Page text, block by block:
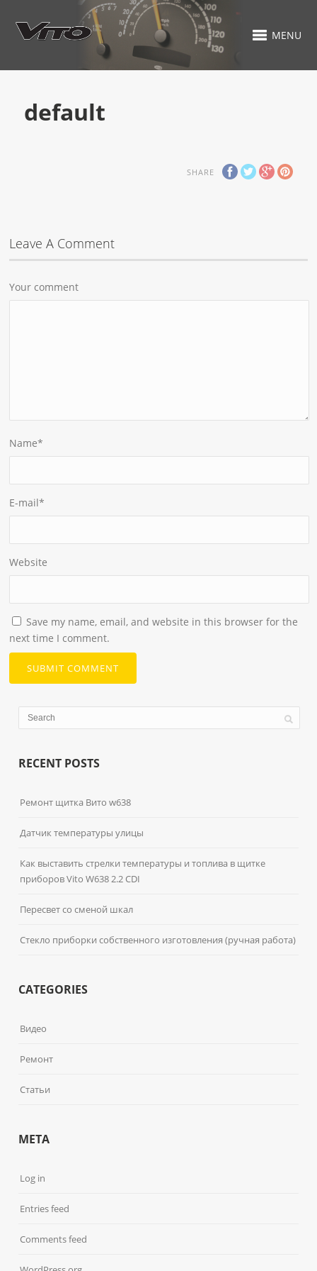
MENU
default
SHARE
Leave A Comment
Your comment
Name*
E-mail*
Website
Save my name, email, and website in this browser for the
next time I comment.
RECENT POSTS
Ремонт щитка Вито w638
Датчик температуры улицы
Как выставить стрелки температуры и топлива в щитке
приборов Vito W638 2.2 CDI
Пересвет со сменой шкал
Стекло приборки собственного изготовления (ручная работа)
CATEGORIES
Видео
Ремонт
Статьи
META
Log in
Entries feed
Comments feed